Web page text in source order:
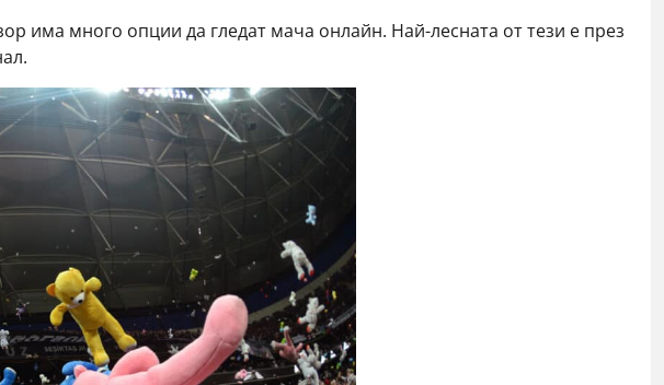
има много опции да гледат мача онлайн. Най-лесната от тези е през